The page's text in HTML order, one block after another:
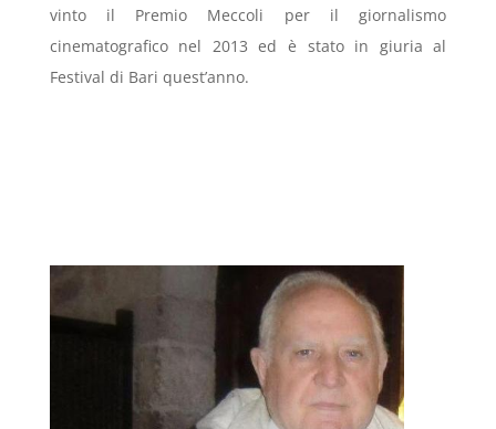
vinto il Premio Meccoli per il giornalismo
cinematografico nel 2013 ed è stato in giuria al
Festival di Bari quest’anno.